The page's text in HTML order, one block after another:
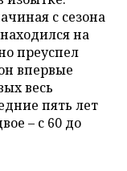
с сезона
на
преуспел
впервые
весь
пять лет
– с 60 до